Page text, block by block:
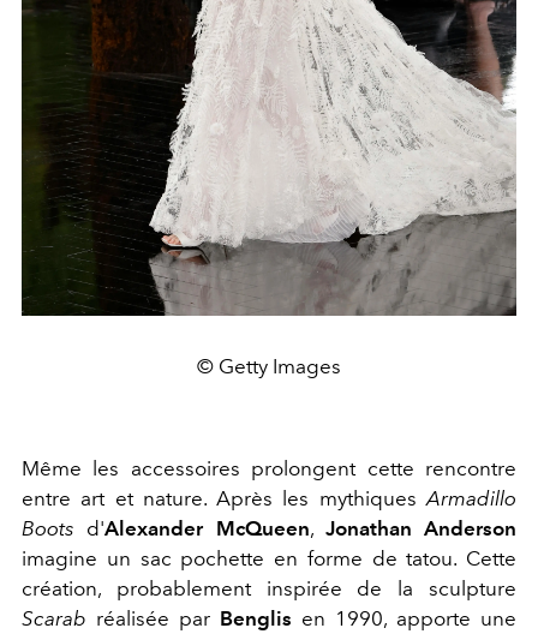
© Getty Images
Même les accessoires prolongent cette rencontre
entre art et nature. Après les mythiques Armadillo
Boots d'Alexander McQueen, Jonathan Anderson
imagine un sac pochette en forme de tatou. Cette
création, probablement inspirée de la sculpture
Scarab réalisée par Benglis en 1990, apporte une